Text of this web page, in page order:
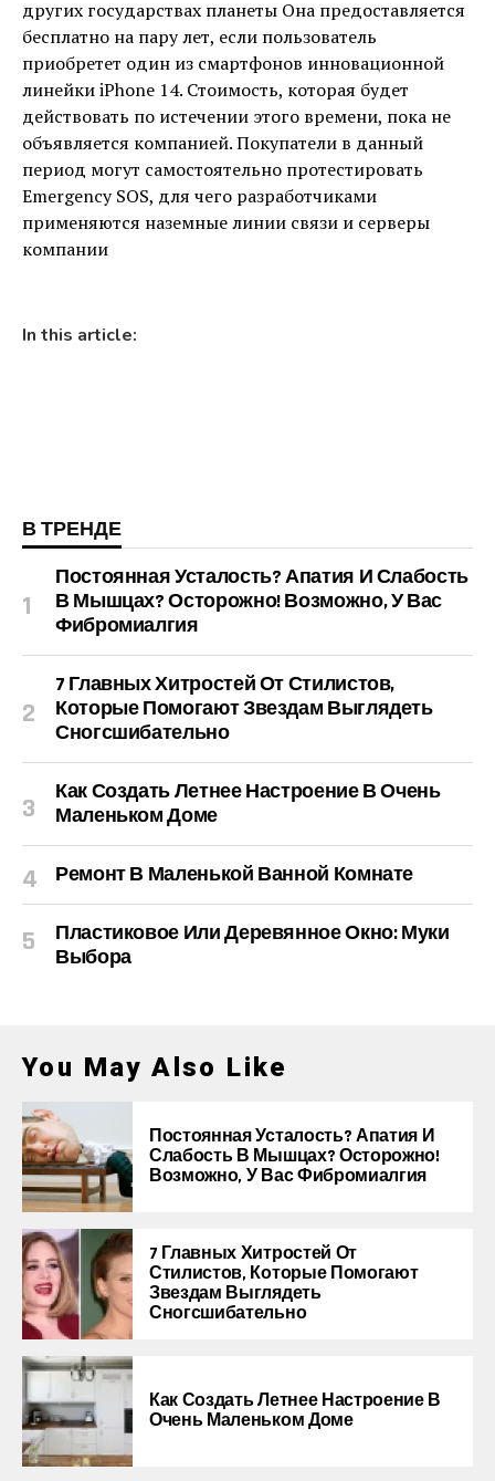
других государствах планеты Она предоставляется
бесплатно на пару лет, если пользователь
приобретет один из смартфонов инновационной
линейки iPhone 14. Стоимость, которая будет
действовать по истечении этого времени, пока не
объявляется компанией. Покупатели в данный
период могут самостоятельно протестировать
Emergency SOS, для чего разработчиками
применяются наземные линии связи и серверы
компании
In this article:
В ТРЕНДЕ
Постоянная Усталость? Апатия И Слабость
В Мышцах? Осторожно! Возможно, У Вас
Фибромиалгия
7 Главных Хитростей От Стилистов,
Которые Помогают Звездам Выглядеть
Сногсшибательно
Как Создать Летнее Настроение В Очень
Маленьком Доме
Ремонт В Маленькой Ванной Комнате
Пластиковое Или Деревянное Окно: Муки
Выбора
You May Also Like
Постоянная Усталость? Апатия И
Слабость В Мышцах? Осторожно!
Возможно, У Вас Фибромиалгия
7 Главных Хитростей От
Стилистов, Которые Помогают
Звездам Выглядеть
Сногсшибательно
Как Создать Летнее Настроение В
Очень Маленьком Доме